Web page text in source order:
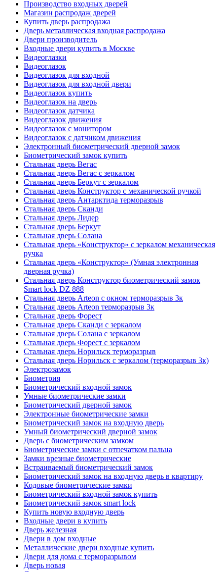
Производство входных дверей
Магазин распродаж дверей
Купить дверь распродажа
Дверь металлическая входная распродажа
Двери производитель
Входные двери купить в Москве
Видеоглазки
Видеоглазок
Видеоглазок для входной
Видеоглазок для входной двери
Видеоглазок купить
Видеоглазок на дверь
Видеоглазок датчика
Видеоглазок движения
Видеоглазок с монитором
Видеоглазок с датчиком движения
Электронный биометрический дверной замок
Биометрический замок купить
Стальная дверь Вегас
Стальная дверь Вегас с зеркалом
Стальная дверь Беркут с зеркалом
Стальная дверь Конструктор с механической ручкой
Стальная дверь Антарктида терморазрыв
Стальная дверь Сканди
Стальная дверь Лидер
Стальная дверь Беркут
Стальная дверь Солана
Стальная дверь «Конструктор» с зеркалом механическая
ручка
Стальная дверь «Конструктор» (Умная электронная
дверная ручка)
Стальная дверь Конструктор биометрический замок
Smart lock DZ 888
Стальная дверь Arteon с окном терморазрыв 3к
Стальная дверь Arteon терморазрыв 3к
Стальная дверь Форест
Стальная дверь Сканди с зеркалом
Стальная дверь Солана с зеркалом
Стальная дверь Форест с зеркалом
Стальная дверь Норильск терморазрыв
Стальная дверь Норильск с зеркалом (терморазрыв 3к)
Электрозамок
Биометрия
Биометрический входной замок
Умные биометрические замки
Биометрический дверной замок
Электронные биометрические замки
Биометрический замок на входную дверь
Умный биометрический дверной замок
Дверь с биометрическим замком
Биометрические замки с отпечатком пальца
Замки врезные биометрические
Встраиваемый биометрический замок
Биометрический замок на входную дверь в квартиру
Кодовые биометрические замки
Биометрический входной замок купить
Биометрический замок smart lock
Купить новую входную дверь
Входные двери в купить
Дверь железная
Двери в дом входные
Металлические двери входные купить
Двери для дома с терморазрывом
Дверь новая